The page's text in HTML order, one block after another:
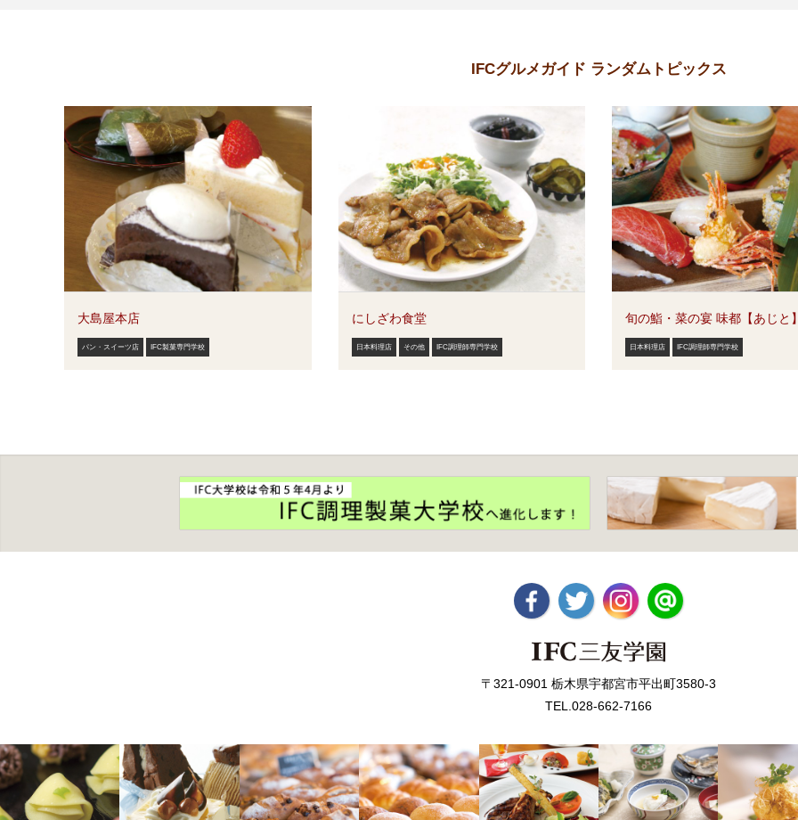
IFCグルメガイド ランダムトピックス
大島屋本店
パン・スイーツ店 IFC製菓専門学校
にしざわ食堂
日本料理店 その他 IFC調理師専門学校
旬の鮨・菜の宴 味都【あじと
日本料理店 IFC調理師専門学校
〒321-0901 栃木県宇都宮市平出町3580-3
TEL.028-662-7166